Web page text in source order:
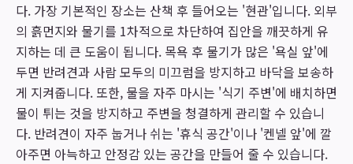
다. 가장 기본적인 장소는 산책 후 들어오는 '현관'입니다. 외부
의 흙먼지와 물기를 1차적으로 차단하여 집안을 깨끗하게 유
지하는 데 큰 도움이 됩니다. 목욕 후 물기가 많은 '욕실 앞'에
두면 반려견과 사람 모두의 미끄럼을 방지하고 바닥을 보송하
게 지켜줍니다. 또한, 물을 자주 마시는 '식기 주변'에 배치하면
물이 튀는 것을 방지하고 주변을 청결하게 관리할 수 있습니
다. 반려견이 자주 눕거나 쉬는 '휴식 공간'이나 '켄넬 앞'에 깔
아주면 아늑하고 안정감 있는 공간을 만들어 줄 수 있습니다.